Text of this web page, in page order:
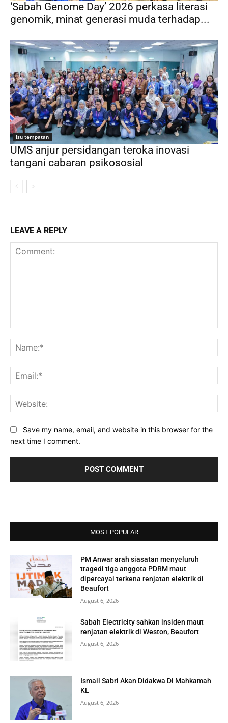
‘Sabah Genome Day’ 2026 perkasa literasi
genomik, minat generasi muda terhadap...
Isu tempatan
UMS anjur persidangan teroka inovasi
tangani cabaran psikososial
LEAVE A REPLY
Save my name, email, and website in this browser for the
next time I comment.
MOST POPULAR
PM Anwar arah siasatan menyeluruh
tragedi tiga anggota PDRM maut
dipercayai terkena renjatan elektrik di
Beaufort
August 6, 2026
Sabah Electricity sahkan insiden maut
renjatan elektrik di Weston, Beaufort
August 6, 2026
Ismail Sabri Akan Didakwa Di Mahkamah
KL
August 6, 2026